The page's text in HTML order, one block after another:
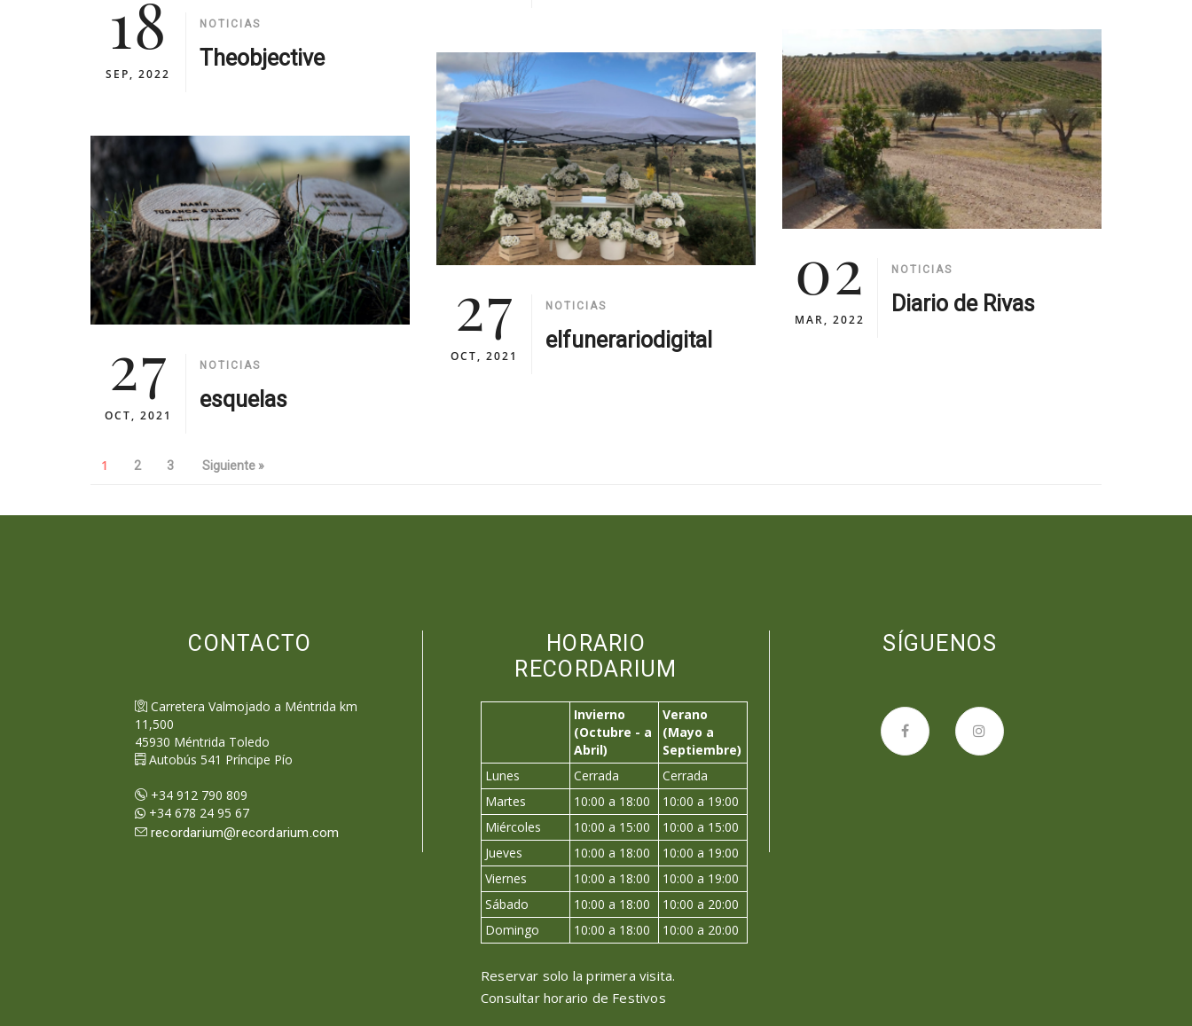
18
SEP, 2022
NOTICIAS
Theobjective
02
MAR, 2022
NOTICIAS
Diario de Rivas
27
OCT, 2021
NOTICIAS
elfunerariodigital
27
OCT, 2021
NOTICIAS
esquelas
1 2 3 Siguiente »
CONTACTO
Carretera Valmojado a Méntrida km
11,500
45930 Méntrida Toledo
Autobús 541 Príncipe Pío
+34 912 790 809
+34 678 24 95 67
recordarium@recordarium.com
HORARIO
RECORDARIUM
Invierno
(Octubre - a
Abril)
Verano
(Mayo a
Septiembre)
Lunes
Cerrada
Cerrada
Martes
10:00 a 18:00
10:00 a 19:00
Miércoles
10:00 a 15:00
10:00 a 15:00
Jueves
10:00 a 18:00
10:00 a 19:00
Viernes
10:00 a 18:00
10:00 a 19:00
Sábado
10:00 a 18:00
10:00 a 20:00
Domingo
10:00 a 18:00 10:00 a 20:00
Reservar solo la primera visita.
Consultar horario de Festivos
SÍGUENOS